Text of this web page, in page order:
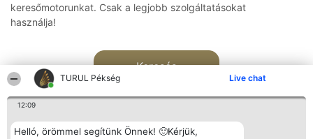
TURUL Pékség Live chat
12:09
Helló, örömmel segítünk Önnek! 🙂Kérjük,
keresőmotorunkat. Csak a legjobb szolgáltatásokat
használja!
Keresés